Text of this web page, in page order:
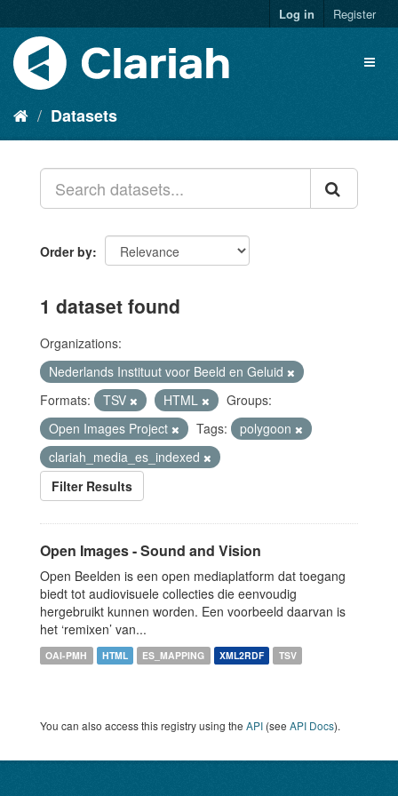
Log in Register
Datasets
Order by
1 dataset found
Organizations:
Nederlands Instituut voor Beeld en Geluid
Formats:
TSV HTML
Groups:
Open Images Project
Tags:
polygoon
clariah_media_es_indexed
Filter Results
Open Images - Sound and Vision
Open Beelden is een open mediaplatform dat toegang
biedt tot audiovisuele collecties die eenvoudig
hergebruikt kunnen worden. Een voorbeeld daarvan is
het ‘remixen’ van...
OAI-PMH HTML ES_MAPPING XML2RDF TSV
You can also access this registry using the API (see API Docs).